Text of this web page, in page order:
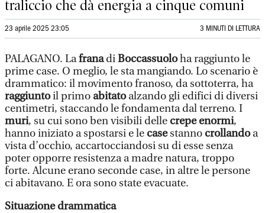
traliccio che dà energia a cinque comuni
23 aprile 2025 23:05 3 MINUTI DI LETTURA
PALAGANO. LafranadiBoccassuoloha raggiunto le
prime case. O meglio, le sta mangiando. Lo scenario è
drammatico: il movimento franoso, da sottoterra, ha
raggiuntoil primo abitatoalzando gli edifici di diversi
centimetri, staccando le fondamenta dal terreno. I
muri, su cui sono ben visibili delle crepe enormi,
hanno iniziato a spostarsi e le casestanno crollandoa
vista d’occhio, accartocciandosi su di esse senza
poter opporre resistenza a madre natura, troppo
forte. Alcune erano seconde case, in altre le persone
ci abitavano. E ora sono state evacuate.
Situazione drammatica